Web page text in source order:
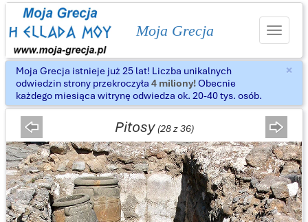
Moja Grecja
Toggle
×
Moja Grecja istnieje już 25 lat! Liczba unikalnych
odwiedzin strony przekroczyła 4 miliony!Obecnie
każdego miesiąca witrynę odwiedza ok. 20-40 tys. osób.
Pitosy(28 z 36)